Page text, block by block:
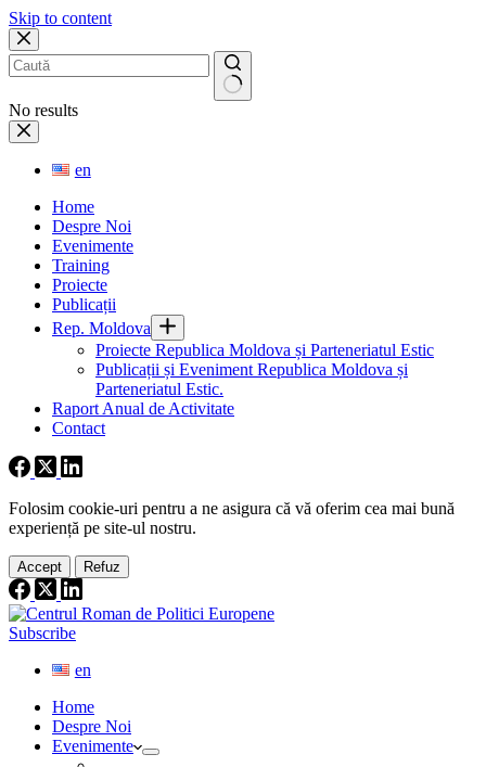
Skip to content
No results
en
Home
Despre Noi
Evenimente
Training
Proiecte
Publicații
Rep. Moldova
Proiecte Republica Moldova și Parteneriatul Estic
Publicații și Eveniment Republica Moldova și
Parteneriatul Estic.
Raport Anual de Activitate
Contact
Folosim cookie-uri pentru a ne asigura că vă oferim cea mai bună
experiență pe site-ul nostru.
Accept Refuz
Subscribe
en
Home
Despre Noi
Evenimente